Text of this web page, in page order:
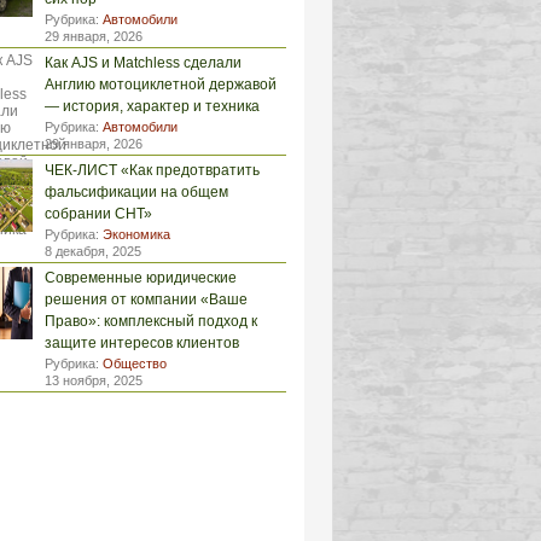
Рубрика: Автомобили
29 января, 2026
Как AJS и Matchless сделали
Англию мотоциклетной державой
— история, характер и техника
Рубрика: Автомобили
29 января, 2026
ЧЕК-ЛИСТ «Как предотвратить
фальсификации на общем
собрании СНТ»
Рубрика: Экономика
8 декабря, 2025
Современные юридические
решения от компании «Ваше
Право»: комплексный подход к
защите интересов клиентов
Рубрика: Общество
13 ноября, 2025